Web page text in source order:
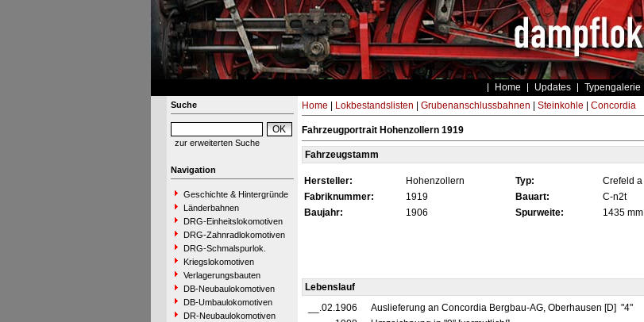
Home Updates Typengalerie
Suche
zur erweiterten Suche
Navigation
Geschichte & Hintergründe
Länderbahnen
DRG-Einheitslokomotiven
DRG-Zahnradlokomotiven
DRG-Schmalspurlok.
Kriegslokomotiven
Verlagerungsbauten
DB-Neubaulokomotiven
DB-Umbaulokomotiven
DR-Neubaulokomotiven
Home Lokbestandslisten Grubenanschlussbahnen Steinkohle Concordia
Fahrzeugportrait Hohenzollern 1919
Fahrzeugstamm
Hersteller: Hohenzollern Typ: Crefeld a
Fabriknummer:
1919 Bauart: C-n2t
Baujahr:
1906 Spurweite: 1435 mm
Lebenslauf
__.02.1906
Auslieferung an Concordia Bergbau-AG, Oberhausen [D] "4"